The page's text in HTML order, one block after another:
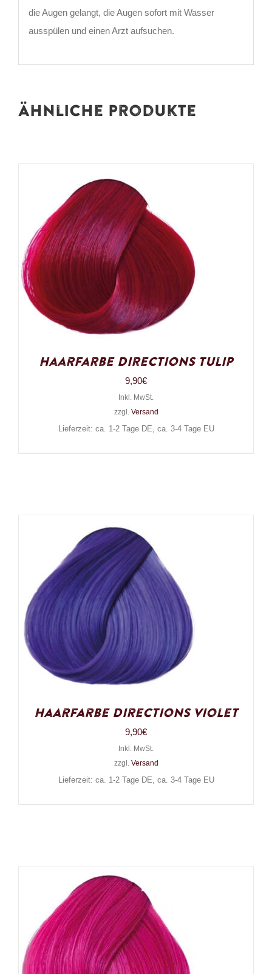
die Augen gelangt, die Augen sofort mit Wasser
ausspülen und einen Arzt aufsuchen.
Ähnliche Produkte
Haarfarbe Directions Tulip
9,90€
Inkl. MwSt.
zzgl. Versand
Lieferzeit: ca. 1-2 Tage DE, ca. 3-4 Tage EU
Haarfarbe Directions Violet
9,90€
Inkl. MwSt.
zzgl. Versand
Lieferzeit: ca. 1-2 Tage DE, ca. 3-4 Tage EU